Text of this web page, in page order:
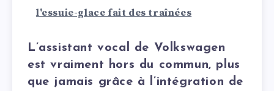
l'essuie-glace fait des traînées
L’assistant vocal de Volkswagen
est vraiment hors du commun, plus
que jamais grâce à l’intégration de